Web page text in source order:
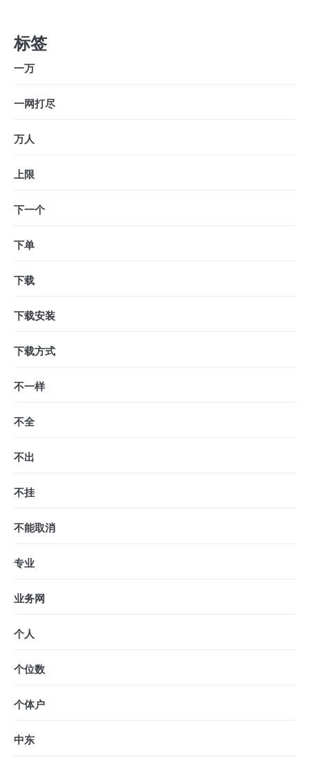
标签
一万
一网打尽
万人
上限
下一个
下单
下载
下载安装
下载方式
不一样
不全
不出
不挂
不能取消
专业
业务网
个人
个位数
个体户
中东